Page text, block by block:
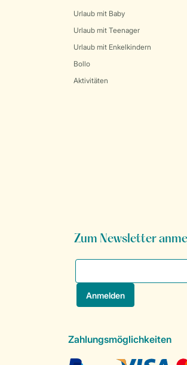
Urlaub mit Baby
Urlaub mit Teenager
Urlaub mit Enkelkindern
Bollo
Aktivitäten
Zum Newsletter
Zahlungsmöglichkeiten